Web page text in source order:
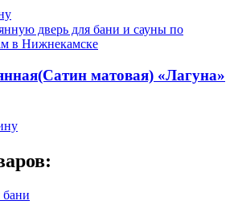
матовая) «Лагуна»
бани